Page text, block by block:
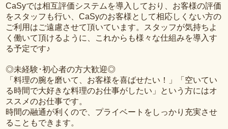
CaSyでは相互評価システムを導入しており、お客様の評価
をスタッフも行い、CaSyのお客様として相応しくない方の
ご利用はご遠慮させて頂いています。スタッフが気持ちよ
く働いて頂けるように、これからも様々な仕組みを導入す
る予定です♪
◎未経験･初心者の方大歓迎◎
「料理の腕を磨いて、お客様を喜ばせたい！」「空いてい
る時間で大好きな料理のお仕事がしたい」という方にはオ
ススメのお仕事です。
時間の融通が利くので、プライベートをしっかり充実させ
ることもできます。